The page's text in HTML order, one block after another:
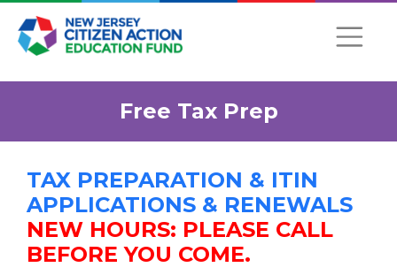
Free Tax Prep
TAX PREPARATION & ITIN
APPLICATIONS & RENEWALS
NEW HOURS: PLEASE CALL
BEFORE YOU COME.